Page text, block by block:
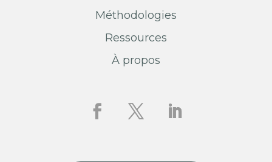
Méthodologies
Ressources
À propos